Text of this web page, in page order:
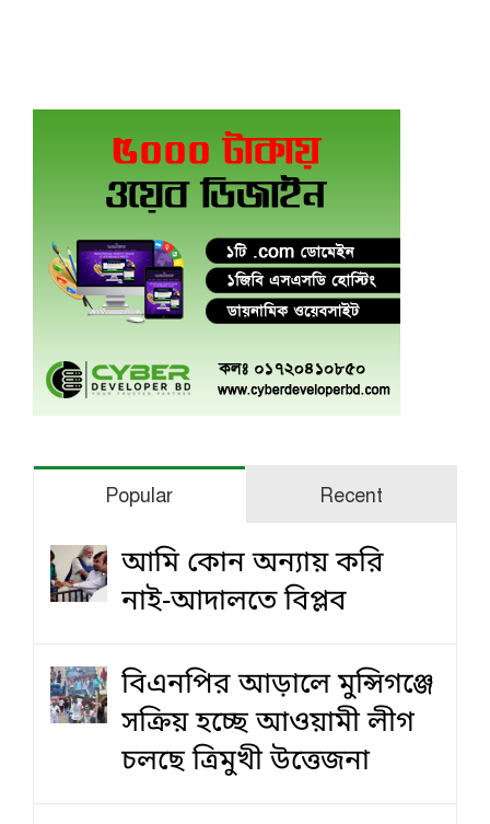
Popular Recent
আমি কোন অন্যায় করি
নাই-আদালতে বিপ্লব
বিএনপির আড়ালে মুন্সিগঞ্জে
সক্রিয় হচ্ছে আওয়ামী লীগ
চলছে ত্রিমুখী উত্তেজনা